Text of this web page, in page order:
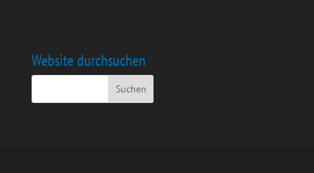
Website durchsuchen